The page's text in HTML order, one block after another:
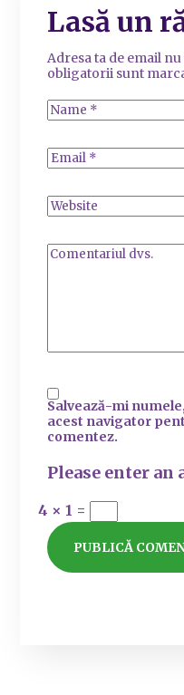
Lasă un
Adresa ta de email
obligatorii sunt
Salvează-mi
acest navigator
comentez.
Please enter
4 × 1 =